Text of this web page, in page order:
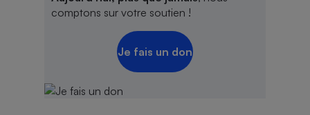
comptons sur votre soutien !
Je fais un don